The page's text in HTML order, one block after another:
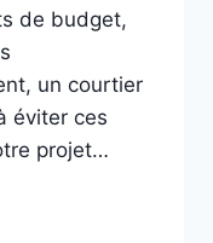
de budget,
un courtier
éviter ces
projet…